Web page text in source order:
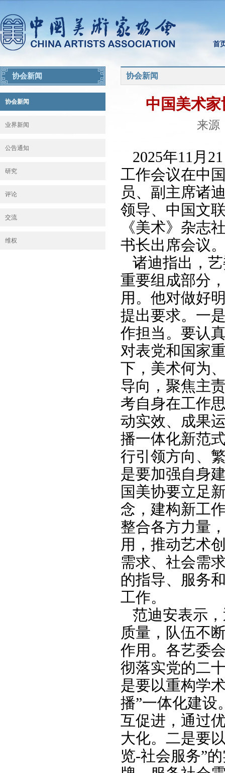
首
协会新闻
协会新闻
业界新闻
公告通知
研究
评论
交流
维权
协会新闻
中国美术
来源
2025年11月
工作会议在中
员、副主席诸
领导、中国文
《美术》杂志
书长出席会议
诸迪指出，
重要组成部分
用。他对做好
提出要求。一
作担当。要认
对表党和国家
下，美术何为
导向，聚焦主
考自身在工作
动实效、成果
播一体化新范
行引领方向、
是要加强自身
国美协要立足
念，建构新工
整合各方力量
用，推动艺术
需求、社会需
的指导、服务
工作。
范迪安表示
质量，队伍不
作用。各艺委
彻落实党的二
是要以重构学
播”一体化建设
互促进，通过
大化。二是要
览-社会服务”